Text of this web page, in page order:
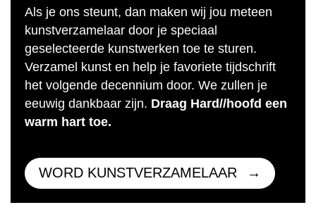
Als je ons steunt, dan maken wij jou meteen
kunstverzamelaar door je speciaal
geselecteerde kunstwerken toe te sturen.
Verzamel kunst en help je favoriete tijdschrift
het volgende decennium door. We zullen je
eeuwig dankbaar zijn. Draag Hard//hoofd een
warm hart toe.
WORD KUNSTVERZAMELAAR